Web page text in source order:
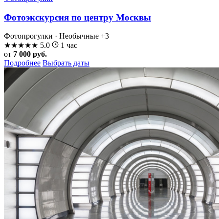
Фотоэкскурсия по центру Москвы
Фотопрогулки · Необычные +3
★★★★★ 5.0
1 час
от 7 000 руб.
Подробнее Выбрать даты